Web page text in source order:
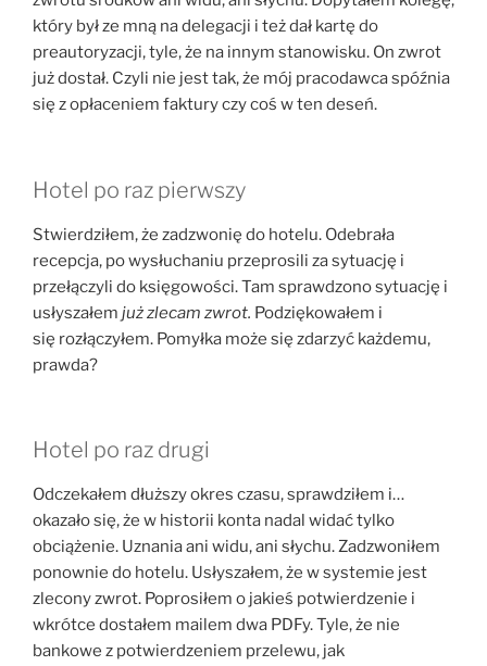
który był ze mną na delegacji i też dał kartę do
preautoryzacji, tyle, że na innym stanowisku. On zwrot
już dostał. Czyli nie jest tak, że mój pracodawca spóźnia
się z opłaceniem faktury czy coś w ten deseń.
Hotel po raz pierwszy
Stwierdziłem, że zadzwonię do hotelu. Odebrała
recepcja, po wysłuchaniu przeprosili za sytuację i
przełączyli do księgowości. Tam sprawdzono sytuację i
usłyszałem już zlecam zwrot. Podziękowałem i
się rozłączyłem. Pomyłka może się zdarzyć każdemu,
prawda?
Hotel po raz drugi
Odczekałem dłuższy okres czasu, sprawdziłem i…
okazało się, że w historii konta nadal widać tylko
obciążenie. Uznania ani widu, ani słychu. Zadzwoniłem
ponownie do hotelu. Usłyszałem, że w systemie jest
zlecony zwrot. Poprosiłem o jakieś potwierdzenie i
wkrótce dostałem mailem dwa PDFy. Tyle, że nie
bankowe z potwierdzeniem przelewu, jak